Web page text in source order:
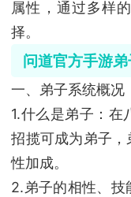
属性，通过多样
择。
问道官方手游
一、弟子系统概况
1.什么是弟子：在
招揽可成为弟子
性加成。
2.弟子的相性、技